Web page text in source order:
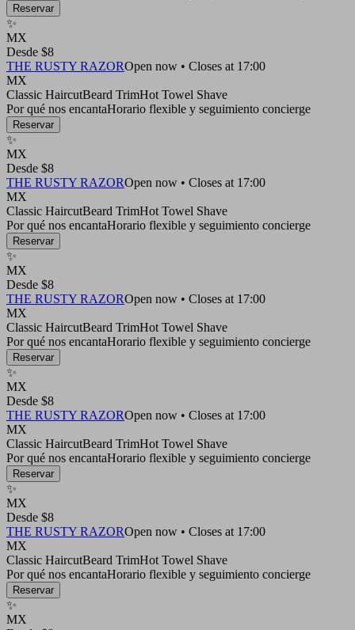
Reservar
✨
MX
Desde $8
THE RUSTY RAZOROpen now • Closes at 17:00
MX
Classic HaircutBeard TrimHot Towel Shave
Por qué nos encantaHorario flexible y seguimiento concierge
Reservar
✨
MX
Desde $8
THE RUSTY RAZOROpen now • Closes at 17:00
MX
Classic HaircutBeard TrimHot Towel Shave
Por qué nos encantaHorario flexible y seguimiento concierge
Reservar
✨
MX
Desde $8
THE RUSTY RAZOROpen now • Closes at 17:00
MX
Classic HaircutBeard TrimHot Towel Shave
Por qué nos encantaHorario flexible y seguimiento concierge
Reservar
✨
MX
Desde $8
THE RUSTY RAZOROpen now • Closes at 17:00
MX
Classic HaircutBeard TrimHot Towel Shave
Por qué nos encantaHorario flexible y seguimiento concierge
Reservar
✨
MX
Desde $8
THE RUSTY RAZOROpen now • Closes at 17:00
MX
Classic HaircutBeard TrimHot Towel Shave
Por qué nos encantaHorario flexible y seguimiento concierge
Reservar
✨
MX